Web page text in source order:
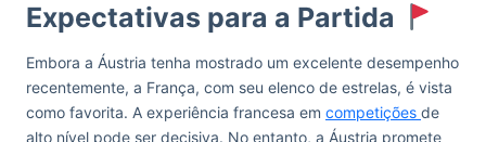
Expectativas para a Partida
Embora a Áustria tenha mostrado um excelente desempenho
recentemente, a França, com seu elenco de estrelas, é vista
como favorita. A experiência francesa em competições de
alto nível pode ser decisiva. No entanto, a Áustria promete